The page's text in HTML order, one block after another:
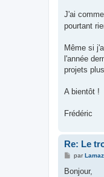
J'ai
pourtant
Même si
l'année
projets
A bientôt !
Frédéric
Re: Le
M
s
par
Bonjour,